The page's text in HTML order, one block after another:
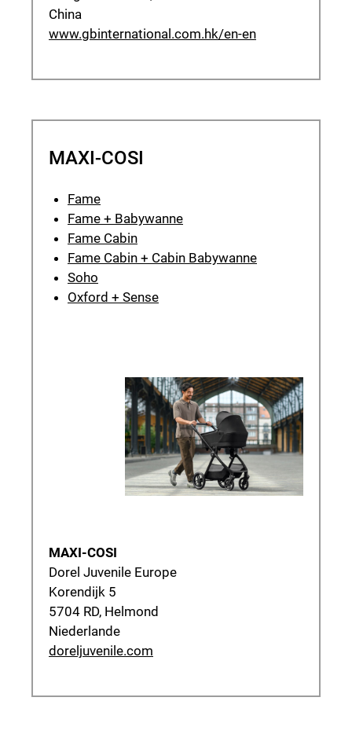
China
www.gbinternational.com.hk/en-en
MAXI-COSI
Fame
Fame + Babywanne
Fame Cabin
Fame Cabin + Cabin Babywanne
Soho
Oxford + Sense
MAXI-COSI
Dorel Juvenile Europe
Korendijk 5
5704 RD, Helmond
Niederlande
doreljuvenile.com